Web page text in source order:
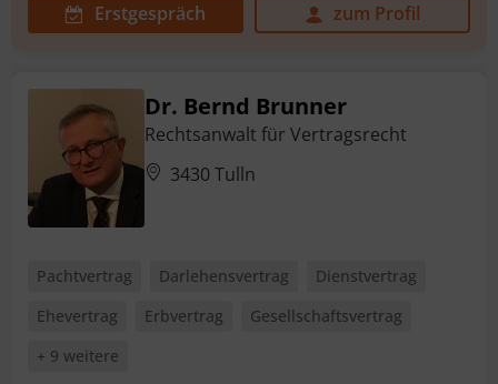
Erstgespräch zum Profil
Dr. Bernd Brunner
Rechtsanwalt für Vertragsrecht
3430 Tulln
Pachtvertrag Darlehensvertrag
Dienstvertrag
Ehevertrag
Erbvertrag
Gesellschaftsvertrag
+ 9 weitere